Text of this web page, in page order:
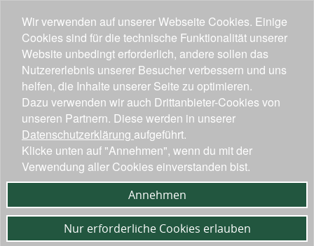
Wir verwenden auf unserer Webseite Cookies. Einige
Cookies sind für die technische Funktionalität unserer
Website unbedingt erforderlich, andere sollen das
Nutzererlebnis unserer Besucher verbessern und uns
helfen, die Inhalte unserer Seite zu optimieren.
Dazu verwenden wir auch Drittanbieter-Cookies von
unseren Partnern. Diese werden in unserer
Datenschutzerklärung aufgeführt.
Klicke unten auf "Annehmen", wenn du mit der
Verwendung aller Cookies einverstanden bist.
Annehmen
Nur erforderliche Cookies erlauben